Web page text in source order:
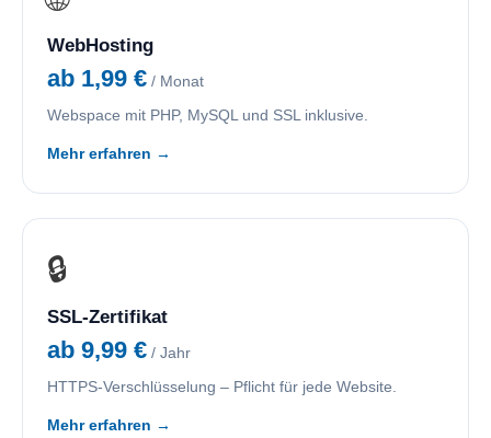
WebHosting
ab 1,99 € / Monat
Webspace mit PHP, MySQL und SSL inklusive.
Mehr erfahren →
🔒
SSL-Zertifikat
ab 9,99 € / Jahr
HTTPS-Verschlüsselung – Pflicht für jede Website.
Mehr erfahren →